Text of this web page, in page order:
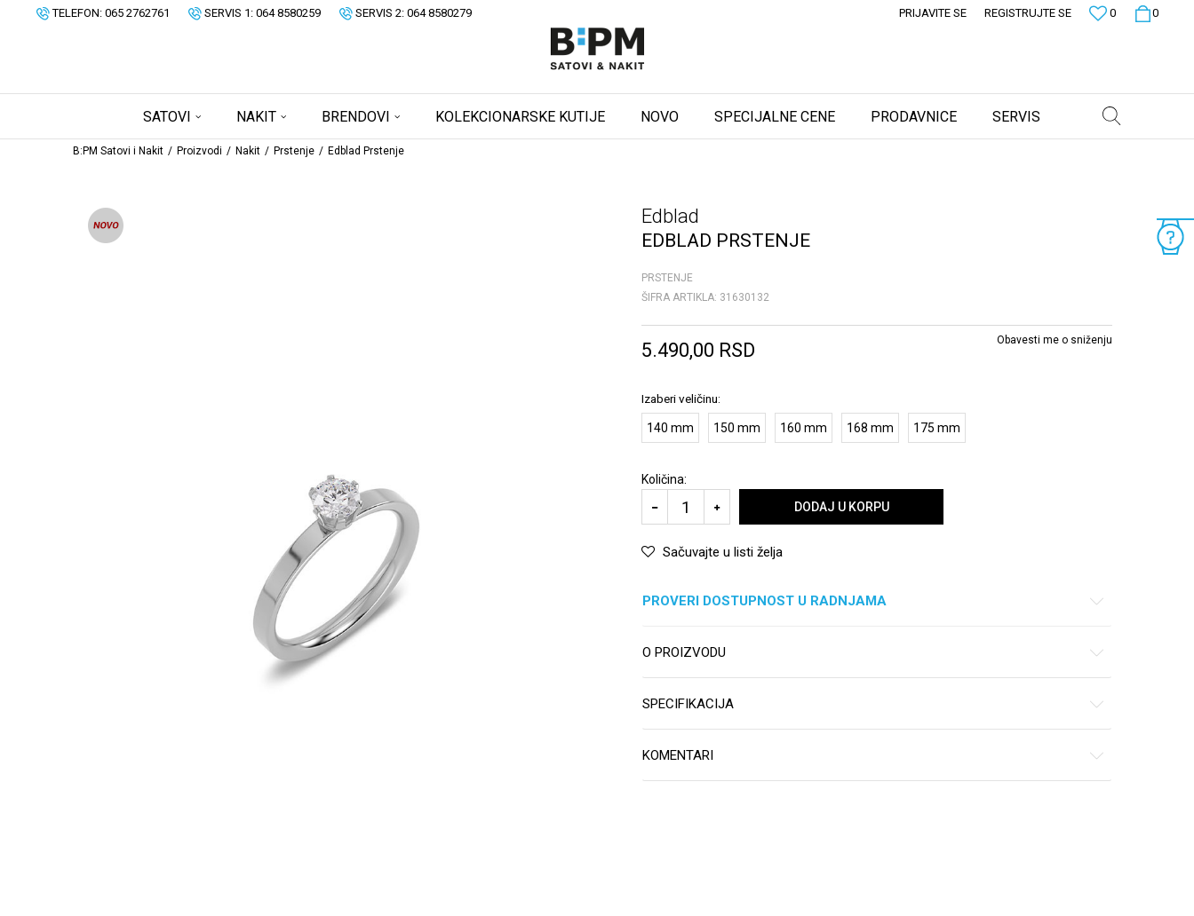
TELEFON: 065 2762761 SERVIS 1: 064 8580259 SERVIS 2: 064 8580279 0
0
PRIJAVITE SE REGISTRUJTE SE
SATOVI NAKIT BRENDOVI KOLEKCIONARSKE KUTIJE NOVO SPECIJALNE CENE PRODAVNICE SERVIS
B:PM Satovi i Nakit Proizvodi Nakit Prstenje Edblad Prstenje
Edblad
EDBLAD PRSTENJE
PRSTENJE
ŠIFRA ARTIKLA: 31630132
5.490,00 RSD Obavesti me o sniženju
Izaberi veličinu:
140 mm 150 mm 160 mm 168 mm 175 mm
Količina:
DODAJ U KORPU
Sačuvajte u listi želja
PROVERI DOSTUPNOST U RADNJAMA
O PROIZVODU
SPECIFIKACIJA
KOMENTARI